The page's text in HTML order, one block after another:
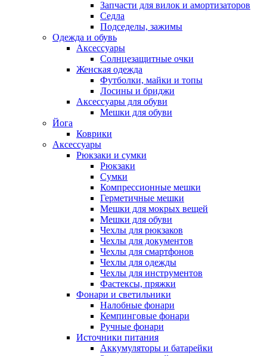
Запчасти для вилок и амортизаторов
Седла
Подседелы, зажимы
Одежда и обувь
Аксессуары
Солнцезащитные очки
Женская одежда
Футболки, майки и топы
Лосины и бриджи
Аксессуары для обуви
Мешки для обуви
Йога
Коврики
Аксессуары
Рюкзаки и сумки
Рюкзаки
Сумки
Компрессионные мешки
Герметичные мешки
Мешки для мокрых вещей
Мешки для обуви
Чехлы для рюкзаков
Чехлы для документов
Чехлы для смартфонов
Чехлы для одежды
Чехлы для инструментов
Фастексы, пряжки
Фонари и светильники
Налобные фонари
Кемпинговые фонари
Ручные фонари
Источники питания
Аккумуляторы и батарейки